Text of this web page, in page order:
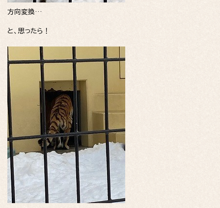
方向変換…
と、思ったら！